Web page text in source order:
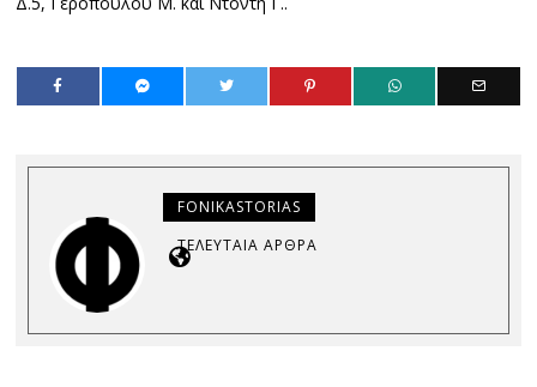
FONIKASTORIAS
ΤΕΛΕΥΤΑΊΑ ΆΡΘΡΑ